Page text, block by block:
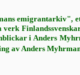
emigrantarkiv",
i Anders
av Anders